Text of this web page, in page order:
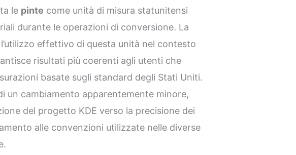
le pinte come unità di misura statunitensi
durante le operazioni di conversione. La
effettivo di questa unità nel contesto
risultati più coerenti agli utenti che
basate sugli standard degli Stati Uniti.
un cambiamento apparentemente minore,
del progetto KDE verso la precisione dei
alle convenzioni utilizzate nelle diverse